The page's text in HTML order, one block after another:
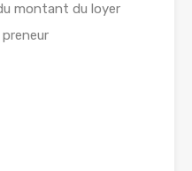
montant du loyer